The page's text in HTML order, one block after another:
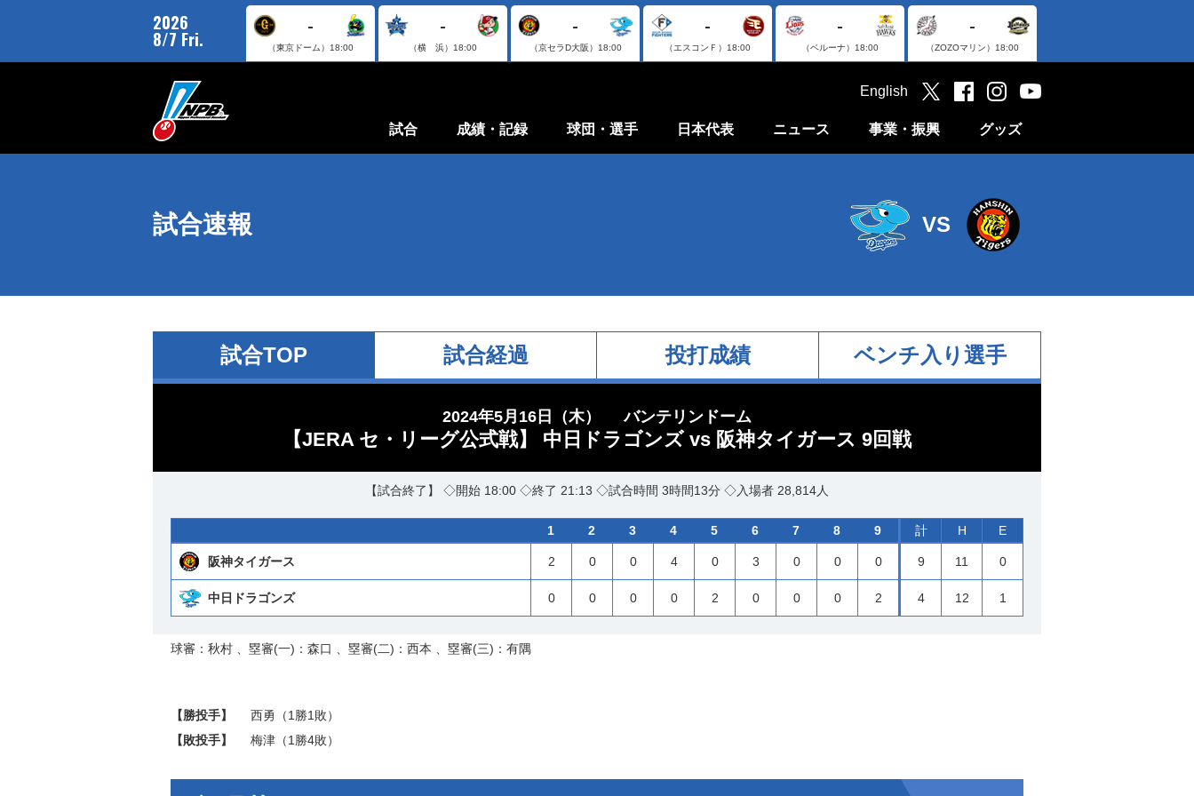
2026
8/7 Fri.
-
（東京ドーム） 18:00
-
（横 浜） 18:00
-
（京セラD大阪） 18:00
-
（エスコンＦ） 18:00
-
（ベルーナ） 18:00
-
（ZOZOマリン） 18:00
試合 成績・記録 球団・選手 日本代表 ニュース 事業・振興 グッズ
English
試合速報 VS
試合TOP 試合経過 投打成績 ベンチ入り選手
2024年5月16日（木） バンテリンドーム
【JERA セ・リーグ公式戦】 中日ドラゴンズ vs 阪神タイガース 9回戦
【試合終了】 ◇開始 18:00 ◇終了 21:13 ◇試合時間 3時間13分 ◇入場者 28,814人
1 2 3 4 5 6 7 8 9 計 H E
阪神タイガース 2 0 0 4 0 3 0 0 0 9 11 0
中日ドラゴンズ 0 0 0 0 2 0 0 0 2 4 12 1
球審：秋村 、塁審(一)：森口 、塁審(二)：西本 、塁審(三)：有隅
【勝投手】 西勇 （1勝1敗）
【敗投手】
梅津 （1勝4敗）